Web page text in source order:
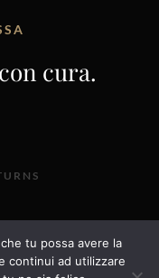
cura.
GIACOMO 52,
tu possa avere la
continui ad utilizzare